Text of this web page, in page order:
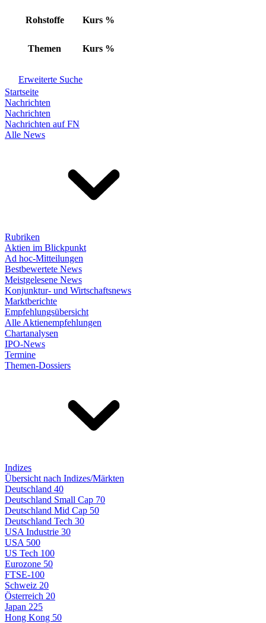
Rohstoffe Kurs %
Themen Kurs %
Erweiterte Suche
Startseite
Nachrichten
Nachrichten
Nachrichten auf FN
Alle News
Rubriken
Aktien im Blickpunkt
Ad hoc-Mitteilungen
Bestbewertete News
Meistgelesene News
Konjunktur- und Wirtschaftsnews
Marktberichte
Empfehlungsübersicht
Alle Aktienempfehlungen
Chartanalysen
IPO-News
Termine
Themen-Dossiers
Indizes
Übersicht nach Indizes/Märkten
Deutschland 40
Deutschland Small Cap 70
Deutschland Mid Cap 50
Deutschland Tech 30
USA Industrie 30
USA 500
US Tech 100
Eurozone 50
FTSE-100
Schweiz 20
Österreich 20
Japan 225
Hong Kong 50